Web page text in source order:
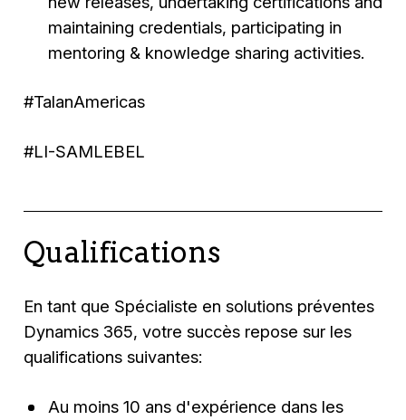
maintaining credentials, participating in
mentoring & knowledge sharing activities.
#TalanAmericas
#LI-SAMLEBEL
Qualifications
En tant que Spécialiste en solutions préventes
Dynamics 365, votre succès repose sur les
qualifications suivantes:
Au moins 10 ans d'expérience dans les